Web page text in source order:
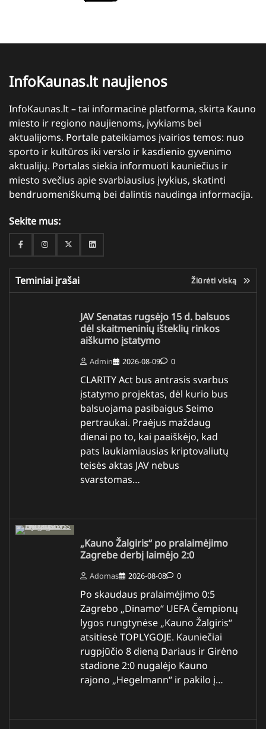
InfoKaunas.lt naujienos
InfoKaunas.lt – tai informacinė platforma, skirta Kauno
miesto ir regiono naujienoms, įvykiams bei
aktualijoms. Portale pateikiamos įvairios temos: nuo
sporto ir kultūros iki verslo ir kasdienio gyvenimo
aktualijų. Portalas siekia informuoti kauniečius ir
miesto svečius apie svarbiausius įvykius, skatinti
bendruomeniškumą bei dalintis naudinga informacija.
Sekite mus:
FacebookInstagramTwitterLinkedin
Teminiai įrašai Žiūrėti viską
JAV Senatas rugsėjo 15 d. balsuos
dėl skaitmeninių išteklių rinkos
aiškumo įstatymo
Admin 2026-08-09 0
CLARITY Act bus antrasis svarbus
įstatymo projektas, dėl kurio bus
balsuojama pasibaigus Seimo
pertraukai. Praėjus maždaug
dienai po to, kai paaiškėjo, kad
pats laukiamiausias kriptovaliutų
teisės aktas JAV nebus
svarstomas…
„Kauno Žalgiris“ po pralaimėjimo
Zagrebe derbį laimėjo 2:0
Adomas 2026-08-08 0
Po skaudaus pralaimėjimo 0:5
Zagrebo „Dinamo“ UEFA Čempionų
lygos rungtynėse „Kauno Žalgiris“
atsitiesė TOPLYGOJE. Kauniečiai
rugpjūčio 8 dieną Dariaus ir Girėno
stadione 2:0 nugalėjo Kauno
rajono „Hegelmann“ ir pakilo į…